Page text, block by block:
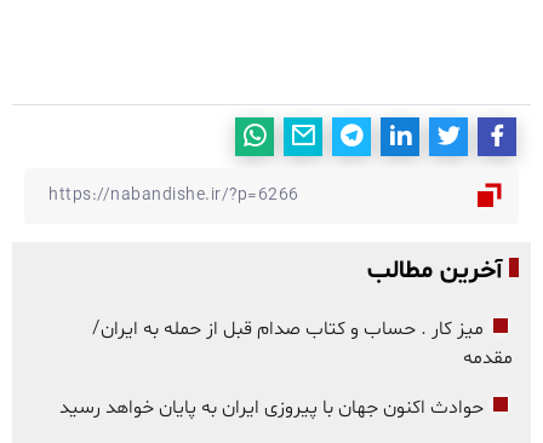
آخرین مطالب
میز کار . حساب و کتاب صدام قبل از حمله به ایران/
مقدمه
حوادث اکنون جهان با پیروزی ایران به پایان خواهد رسید